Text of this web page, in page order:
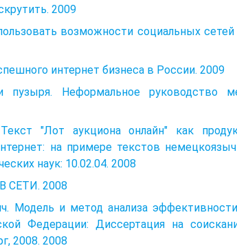
2009
возможности социальных
интернет бизнеса в России. 2009
пузыря. Неформальное руководство
"Лот аукциона онлайн" как
на примере текстов
наук: 10.02.04. 2008
СЕТИ. 2008
Модель и метод анализа
Федерации: Диссертация на
2008. 2008